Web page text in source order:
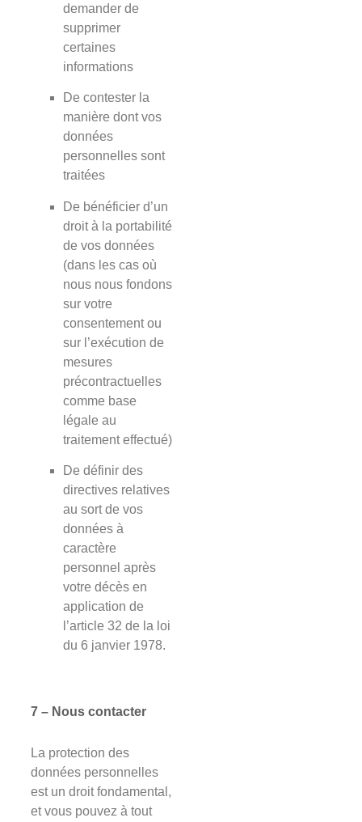
demander de
supprimer
certaines
informations
De contester la
manière dont vos
données
personnelles sont
traitées
De bénéficier d’un
droit à la portabilité
de vos données
(dans les cas où
nous nous fondons
sur votre
consentement ou
sur l’exécution de
mesures
précontractuelles
comme base
légale au
traitement effectué)
De définir des
directives relatives
au sort de vos
données à
caractère
personnel après
votre décès en
application de
l’article 32 de la loi
du 6 janvier 1978.
7 – Nous contacter
La protection des
données personnelles
est un droit fondamental,
et vous pouvez à tout